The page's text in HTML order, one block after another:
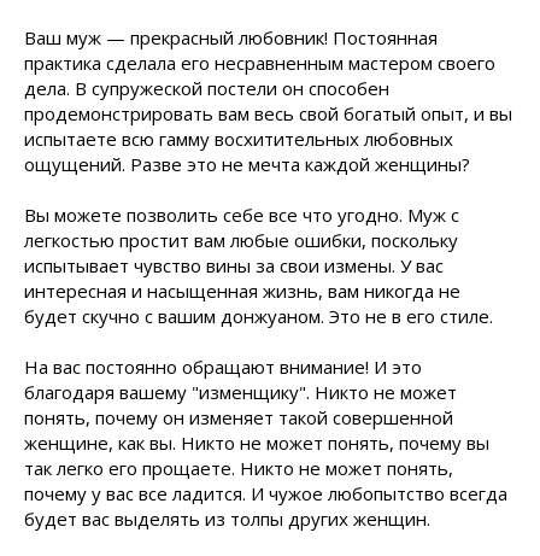
Ваш муж — прекрасный любовник! Постоянная
практика сделала его несравненным мастером своего
дела. В супружеской постели он способен
продемонстрировать вам весь свой богатый опыт, и вы
испытаете всю гамму восхитительных любовных
ощущений. Разве это не мечта каждой женщины?
Вы можете позволить себе все что угодно. Муж с
легкостью простит вам любые ошибки, поскольку
испытывает чувство вины за свои измены. У вас
интересная и насыщенная жизнь, вам никогда не
будет скучно с вашим донжуаном. Это не в его стиле.
На вас постоянно обращают внимание! И это
благодаря вашему "изменщику". Никто не может
понять, почему он изменяет такой совершенной
женщине, как вы. Никто не может понять, почему вы
так легко его прощаете. Никто не может понять,
почему у вас все ладится. И чужое любопытство всегда
будет вас выделять из толпы других женщин.